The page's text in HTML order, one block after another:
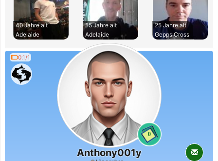
40 Jahre alt
Adelaide
55 Jahre alt
Adelaide
25 Jahre alt
Gepps Cross
0.1/1
0
Anthony001y